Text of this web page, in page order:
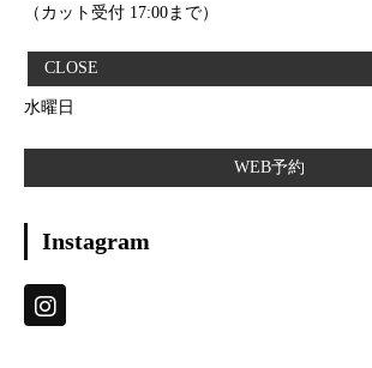
（カット受付 17:00まで）
CLOSE
水曜日
WEB予約
Instagram